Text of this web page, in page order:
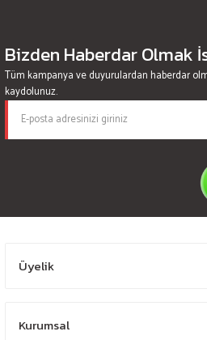
Bizden Haberdar Olmak
Tüm kampanya ve duyurulardan haberdar
kaydolunuz.
Üyelik
Kurumsal